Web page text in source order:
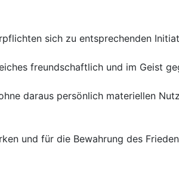
sich zu entsprechenden
freundschaftlich und im Geist
daraus persönlich materiellen
und für die Bewahrung des